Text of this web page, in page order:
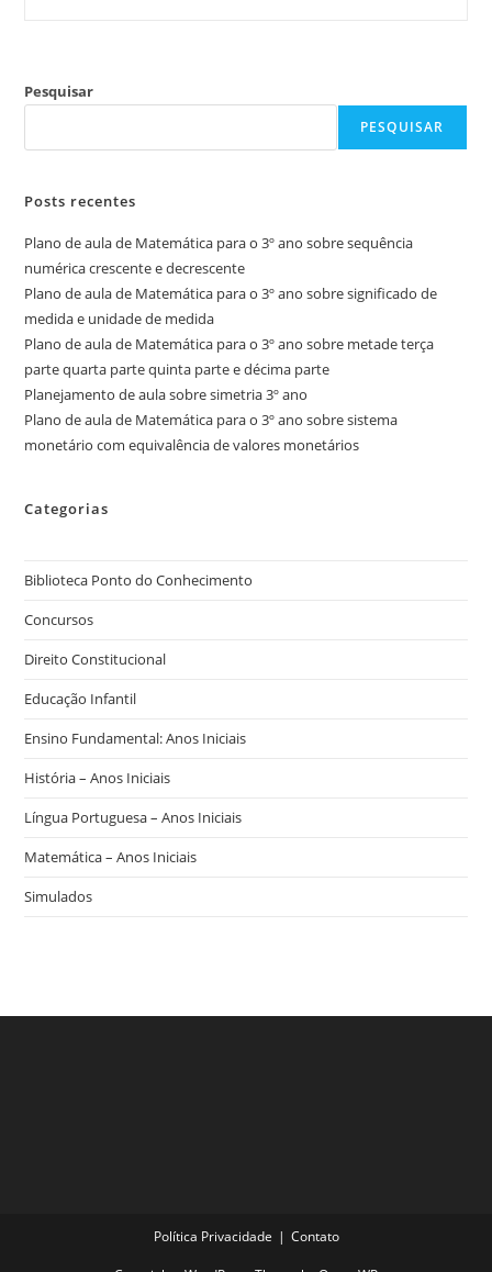
Pesquisar
PESQUISAR
Posts recentes
Plano de aula de Matemática para o 3º ano sobre sequência
numérica crescente e decrescente
Plano de aula de Matemática para o 3º ano sobre significado de
medida e unidade de medida
Plano de aula de Matemática para o 3º ano sobre metade terça
parte quarta parte quinta parte e décima parte
Planejamento de aula sobre simetria 3º ano
Plano de aula de Matemática para o 3º ano sobre sistema
monetário com equivalência de valores monetários
Categorias
Biblioteca Ponto do Conhecimento
Concursos
Direito Constitucional
Educação Infantil
Ensino Fundamental: Anos Iniciais
História – Anos Iniciais
Língua Portuguesa – Anos Iniciais
Matemática – Anos Iniciais
Simulados
Política Privacidade Contato